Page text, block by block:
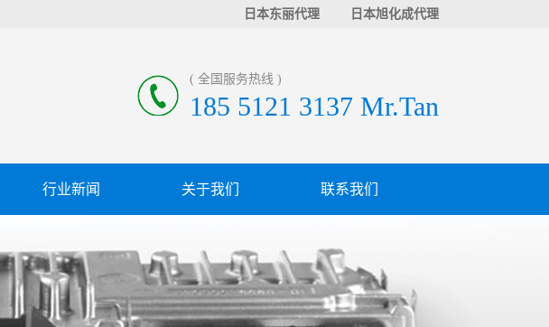
日本东丽代理 日本旭化成代理
( 全国服务热线 )
185 5121 3137 Mr.Tan
行业新闻 关于我们 联系我们